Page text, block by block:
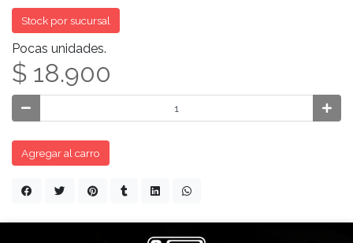
Stock por sucursal
Pocas unidades.
$ 18.900
Agregar al carro